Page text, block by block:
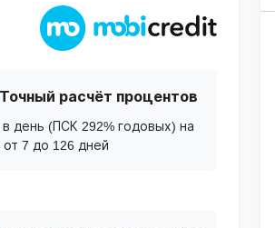
Точный расчёт процентов
в день (ПСК 292% годовых) на
от 7 до 126 дней